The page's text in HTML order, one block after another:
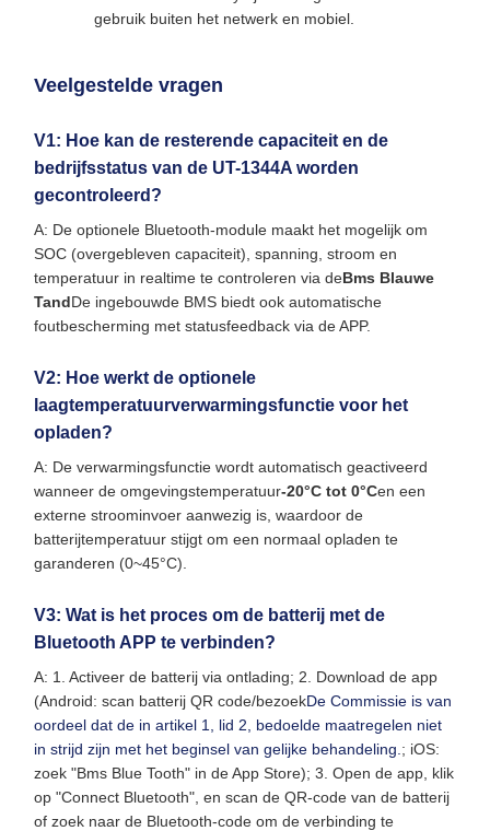
gebruik buiten het netwerk en mobiel.
Veelgestelde vragen
V1: Hoe kan de resterende capaciteit en de
bedrijfsstatus van de UT-1344A worden
gecontroleerd?
A: De optionele Bluetooth-module maakt het mogelijk om
SOC (overgebleven capaciteit), spanning, stroom en
temperatuur in realtime te controleren via deBms Blauwe
TandDe ingebouwde BMS biedt ook automatische
foutbescherming met statusfeedback via de APP.
V2: Hoe werkt de optionele
laagtemperatuurverwarmingsfunctie voor het
opladen?
A: De verwarmingsfunctie wordt automatisch geactiveerd
wanneer de omgevingstemperatuur-20°C tot 0°Cen een
externe stroominvoer aanwezig is, waardoor de
batterijtemperatuur stijgt om een normaal opladen te
garanderen (0~45°C).
V3: Wat is het proces om de batterij met de
Bluetooth APP te verbinden?
A: 1. Activeer de batterij via ontlading; 2. Download de app
(Android: scan batterij QR code/bezoekDe Commissie is van
oordeel dat de in artikel 1, lid 2, bedoelde maatregelen niet
in strijd zijn met het beginsel van gelijke behandeling. ; iOS:
zoek "Bms Blue Tooth" in de App Store); 3. Open de app, klik
op "Connect Bluetooth", en scan de QR-code van de batterij
of zoek naar de Bluetooth-code om de verbinding te